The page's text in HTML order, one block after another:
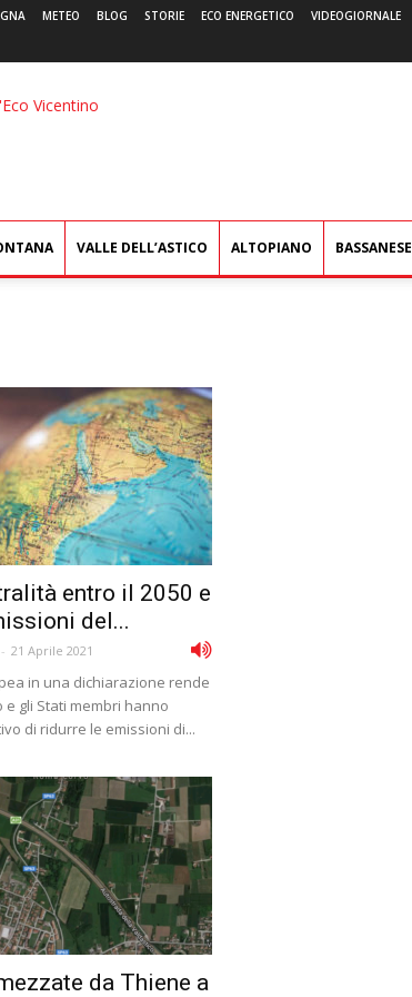
METEO BLOG STORIE ECO ENERGETICO VIDEOGIORNALE
L'Eco
VALLE DELL’ASTICO ALTOPIANO BASSANESE
entro il 2050 e
del...
- 21 Aprile 2021
in una dichiarazione rende
gli Stati membri hanno
di ridurre le emissioni di...
da Thiene a